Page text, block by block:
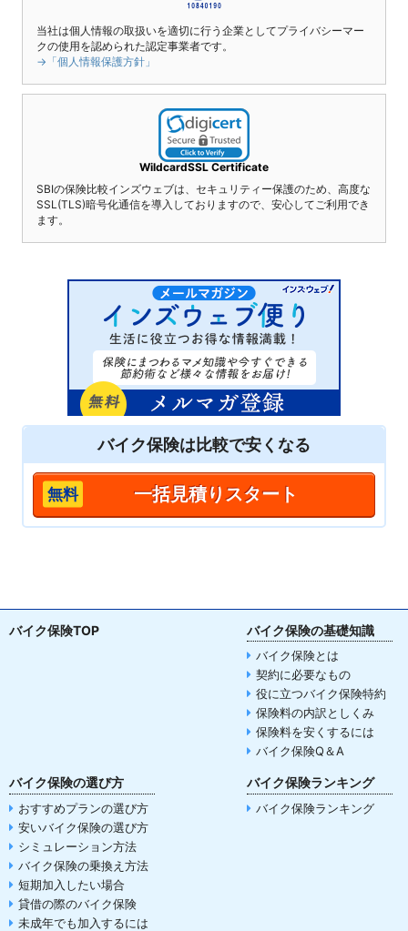
当社は個人情報の取扱いを適切に行う企業としてプライバシーマー
クの使用を認められた認定事業者です。
→「個人情報保護方針」
WildcardSSL Certificate
SBIの保険比較インズウェブは、セキュリティー保護のため、高度な
SSL(TLS)暗号化通信を導入しておりますので、安心してご利用でき
ます。
バイク保険は比較で安くなる
一括見積りスタート
バイク保険TOP バイク保険の基礎知識
バイク保険とは
契約に必要なもの
役に立つバイク保険特約
保険料の内訳としくみ
保険料を安くするには
バイク保険Q＆A
バイク保険の選び方
おすすめプランの選び方
安いバイク保険の選び方
シミュレーション方法
バイク保険の乗換え方法
短期加入したい場合
貸借の際のバイク保険
未成年でも加入するには
バイク保険ランキング
バイク保険ランキング